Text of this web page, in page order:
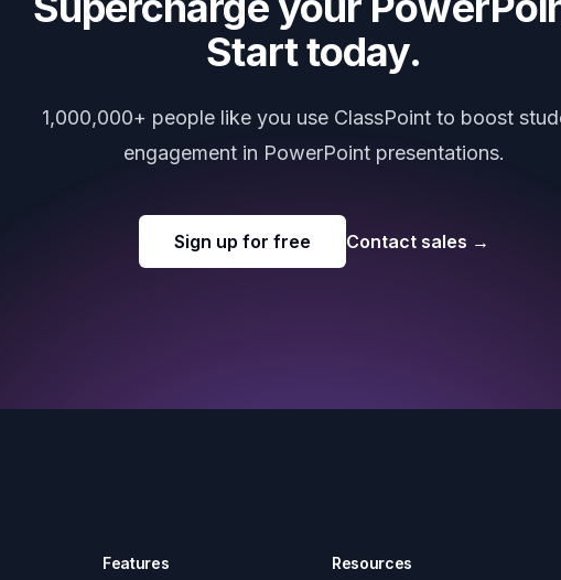
Start today.
1,000,000+ people like you use ClassPoint to boost
engagement in PowerPoint presentations.
Sign up for free Contact sales →
Features Resources